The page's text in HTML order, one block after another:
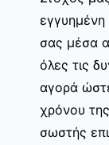
εγγυημένη
σας μέσα
όλες τις
αγορά
χρόνου
σωστής